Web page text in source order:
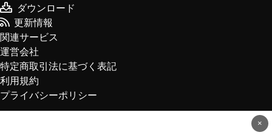
×
ダウンロード
更新情報
関連サービス
運営会社
特定商取引法に基づく表記
利用規約
プライバシーポリシー